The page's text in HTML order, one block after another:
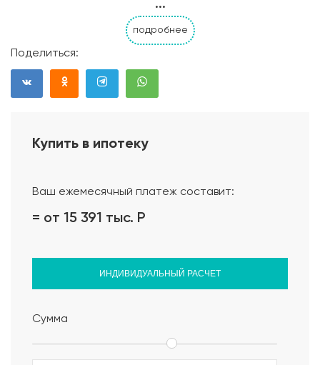
обработанный биозащитой, пиломатериал;
утепление стен эковатой, с обоих сторон
гидроизоляционная пленка, фасад дома обшит
Планкен 20х90х3000 мм (сорт АВ) лиственница,
внутри дома фанера осб 12мм 2,5*1,2, обналичники на
окна, перегородки из каркаса обшитые из
кухни - естественной вытяжки. Цвет покрытия
Материал кровли
утепление 200мм URSA гидроизаляционной пленкой
сверху и снизу. Водосточка Технониколь, обшивка
аэратор Технониколь, вентвыходы - HUOPA/SLATE.
подробнее
Поделиться:
Купить в ипотеку
Ваш ежемесячный платеж составит:
= от 15 391 тыс. Р
ИНДИВИДУАЛЬНЫЙ РАСЧЕТ
Сумма